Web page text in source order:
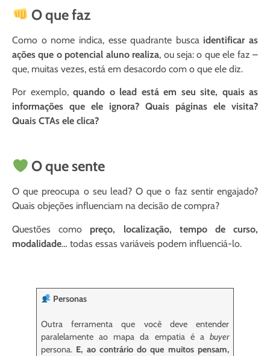
O que faz
Como o nome indica, esse quadrante busca identificar as
ações que o potencial aluno realiza, ou seja: o que ele faz –
que, muitas vezes, está em desacordo com o que ele diz.
Por exemplo, quando o lead está em seu site, quais as
informações que ele ignora? Quais páginas ele visita?
Quais CTAs ele clica?
O que sente
O que preocupa o seu lead? O que o faz sentir engajado?
Quais objeções influenciam na decisão de compra?
Questões como preço, localização, tempo de curso,
modalidade… todas essas variáveis podem influenciá-lo.
Personas
Outra ferramenta que você deve entender
paralelamente ao mapa da empatia é a buyer
persona. E, ao contrário do que muitos pensam,